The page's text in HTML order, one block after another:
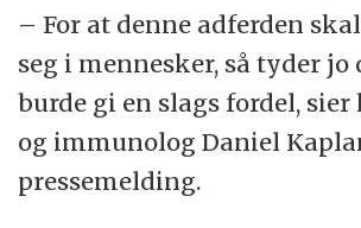
– For at denne adferden
seg i mennesker, så tyder jo
burde gi en slags fordel,
og immunolog Daniel
pressemelding.